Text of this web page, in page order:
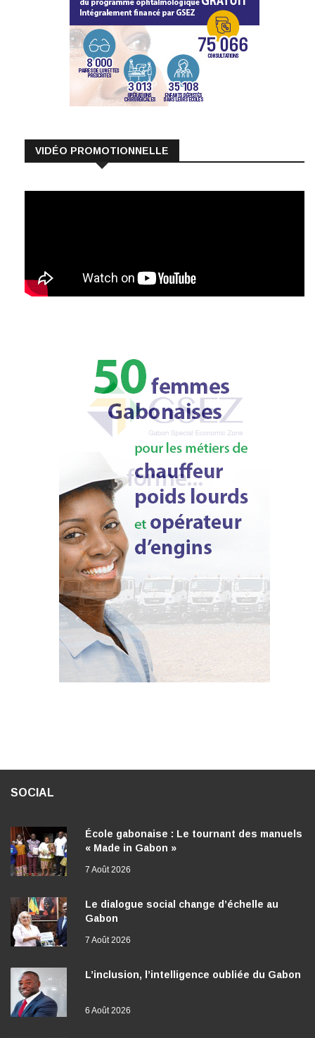
VIDÉO PROMOTIONNELLE
SOCIAL
École gabonaise : Le tournant des manuels
« Made in Gabon »
7 Août 2026
Le dialogue social change d’échelle au
Gabon
7 Août 2026
L’inclusion, l’intelligence oubliée du Gabon
6 Août 2026